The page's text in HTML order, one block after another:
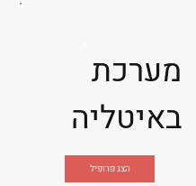
מערכת
באיטליה
הצג פרופיל